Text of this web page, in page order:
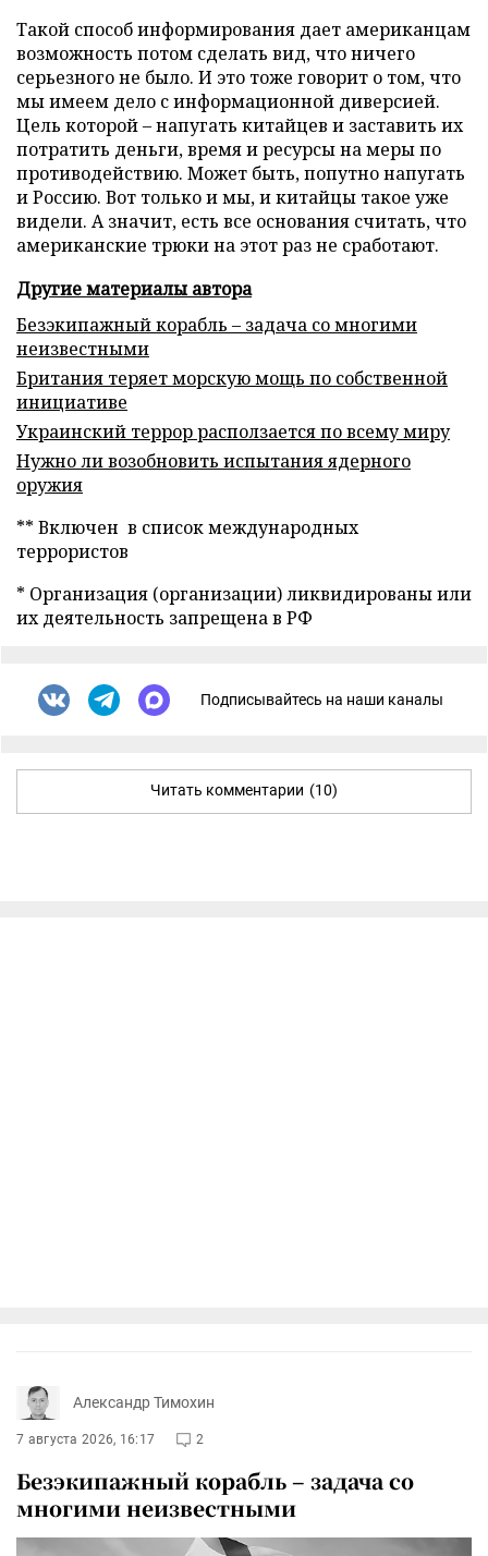
Такой способ информирования дает американцам
возможность потом сделать вид, что ничего
серьезного не было. И это тоже говорит о том, что
мы имеем дело с информационной диверсией.
Цель которой – напугать китайцев и заставить их
потратить деньги, время и ресурсы на меры по
противодействию. Может быть, попутно напугать
и Россию. Вот только и мы, и китайцы такое уже
видели. А значит, есть все основания считать, что
американские трюки на этот раз не сработают.
Другие материалы автора
Безэкипажный корабль – задача со многими
неизвестными
Британия теряет морскую мощь по собственной
инициативе
Украинский террор расползается по всему миру
Нужно ли возобновить испытания ядерного
оружия
** Включен в список международных
террористов
* Организация (организации) ликвидированы или
их деятельность запрещена в РФ
Подписывайтесь на наши каналы
Читать комментарии (10)
Александр Тимохин
7 августа 2026, 16:17 2
Безэкипажный корабль – задача со
многими неизвестными